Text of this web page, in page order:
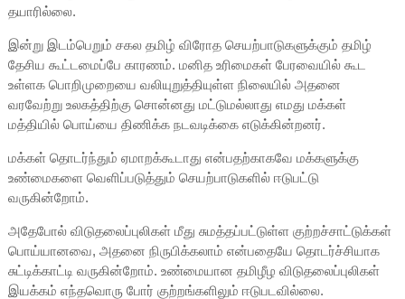
தயாரில்லை.
இன்று இடம்பெறும் சகல தமிழ் விரோத செயற்பாடுகளுக்கும் தமிழ்
தேசிய கூட்டமைப்பே காரணம். மனித உரிமைகள் பேரவையில் கூட
உள்ளக பொறிமுறையை வலியுறுத்தியுள்ள நிலையில் அதனை
வரவேற்று உலகத்திற்கு சொன்னது மட்டுமல்லாது எமது மக்கள்
மத்தியில் பொய்யை திணிக்க நடவடிக்கை எடுக்கின்றனர்.
மக்கள் தொடர்ந்தும் ஏமாறக்கூடாது என்பதற்காகவே மக்களுக்கு
உண்மைகளை வெளிப்படுத்தும் செயற்பாடுகளில் ஈடுபட்டு
வருகின்றோம்.
அதேபோல் விடுதலைப்புலிகள் மீது சுமத்தப்பட்டுள்ள குற்றச்சாட்டுக்கள்
பொய்யானவை, அதனை நிருபிக்கலாம் என்பதையே தொடர்ச்சியாக
சுட்டிக்காட்டி வருகின்றோம். உண்மையான தமிழீழ விடுதலைப்புலிகள்
இயக்கம் எந்தவொரு போர் குற்றங்களிலும் ஈடுபடவில்லை.